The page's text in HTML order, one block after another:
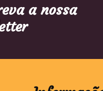
a nossa